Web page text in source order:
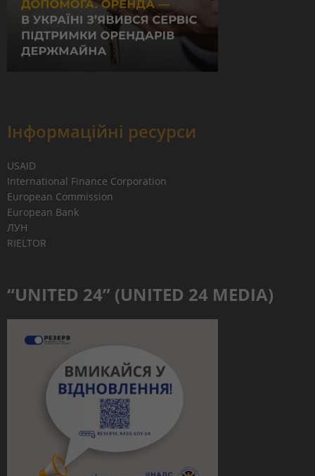
Інформаційні ресурси
USAID
International Finance Corporation
European Commission
European Bank
ЛУН
RIELTOR
“UNITED 24” (UNITED 24 MEDIA)